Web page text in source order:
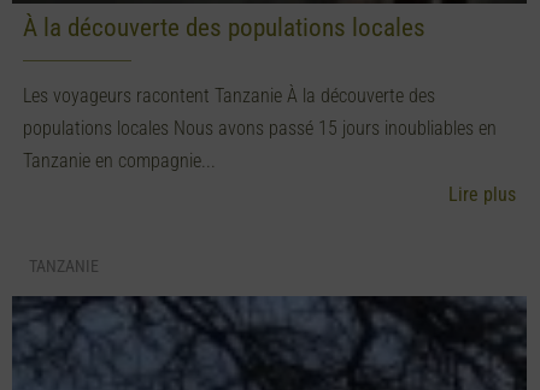
À la découverte des populations locales
Les voyageurs racontent Tanzanie À la découverte des
populations locales Nous avons passé 15 jours inoubliables en
Tanzanie en compagnie...
Lire plus
TANZANIE